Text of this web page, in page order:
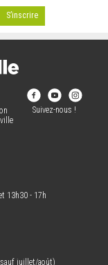
Suivez-nous !
13h30 - 17h
juillet/août)